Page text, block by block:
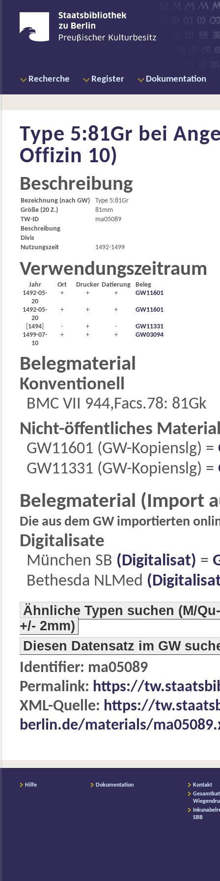
Recherche Register Dokumentation
Type 5:81Gr bei
Offizin 10)
Beschreibung
Bezeichnung (nach GW)
Type 5:81Gr
Größe (20 Z.)
81mm
TW-ID
ma05089
Beschreibung
Divis
Nutzungszeit
1492-1499
Verwendungszeitraum
Jahr Ort Drucker Datierung
Beleg
1492-05-
20
+ + + GW11601
1492-05-
20
+ + + GW11601
1494 - + -
GW11331
1499-07-
10
+ + + GW03094
Belegmaterial
Konventionell
BMC VII 944,Facs.78: 81Gk
Nicht-öffentliches
GW11601 (GW-Kopienslg) =
GW11331 (GW-Kopienslg) =
Belegmaterial (Import
Die aus dem GW importierten
Digitalisate
München SB (Digitalisat) =
Bethesda NLMed
Ähnliche Typen suchen (M/
+/- 2mm)
Diesen Datensatz im GW
Identifier: ma05089
Permalink: https://
XML-Quelle: https://
berlin.de/materials/
Hilfe Dokumentation
Kontakt
SBB